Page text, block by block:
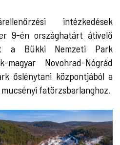
intézkedések
9-én országhatárt átívelő
a Bükki Nemzeti Park
magyar Novohrad-Nógrád
őslénytani központjából a
fatörzsbarlanghoz.